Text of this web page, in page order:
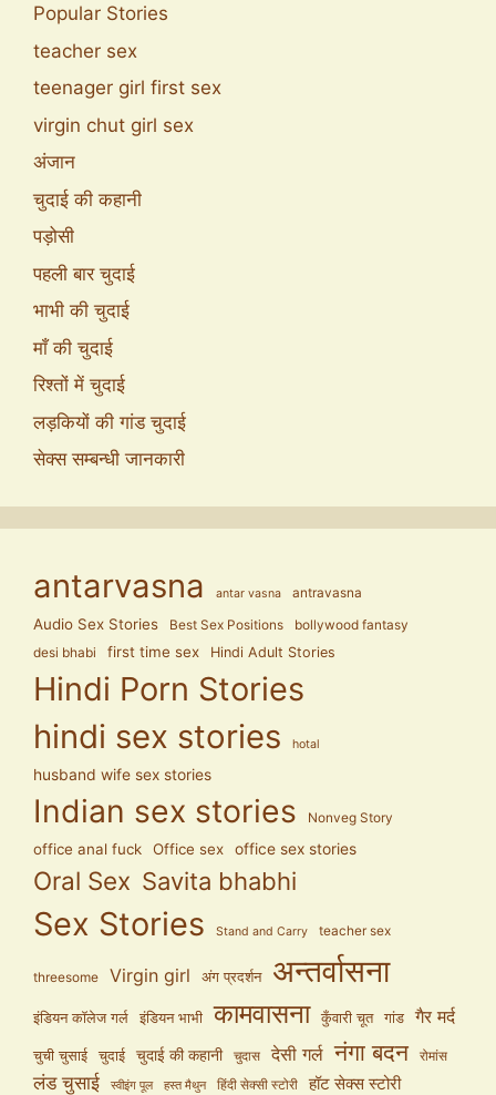
Popular Stories
teacher sex
teenager girl first sex
virgin chut girl sex
अंजान
चुदाई की कहानी
पड़ोसी
पहली बार चुदाई
भाभी की चुदाई
माँ की चुदाई
रिश्तों में चुदाई
लड़कियों की गांड चुदाई
सेक्स सम्बन्धी जानकारी
antarvasna antar vasna antravasna
Audio Sex Stories Best Sex Positions
bollywood fantasy
desi bhabi
first time sex Hindi Adult Stories
Hindi Porn Stories
hindi sex stories
hotal
husband wife sex stories
Indian sex stories Nonveg Story
office anal fuck Office sex office sex stories
Oral Sex Savita bhabhi
Sex Stories Stand and Carry teacher sex
threesome Virgin girl अंग प्रदर्शन अन्तर्वासना
इंडियन कॉलेज गर्ल इंडियन भाभी कामवासना कुँवारी चूत गांड गैर मर्द
चुची चुसाई चुदाई चुदाई की कहानी चुदास देसी गर्ल नंगा बदन रोमांस
लंड चुसाई स्वीइंग पूल हस्त मैथुन हिंदी सेक्सी स्टोरी हॉट सेक्स स्टोरी